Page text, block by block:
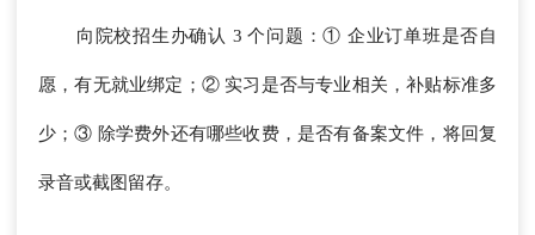
向院校招生办确认 3 个问题：① 企业订单班是否自
愿，有无就业绑定；② 实习是否与专业相关，补贴标准多
少；③ 除学费外还有哪些收费，是否有备案文件，将回复
录音或截图留存。